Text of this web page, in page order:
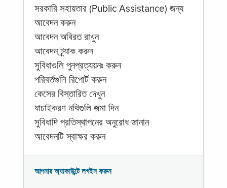
সরকারি সহায়তার (Public Assistance) জন্য
আবেদন করুন
আবেদন অবিরত রাখুন
আবেদন ট্র্যাক করুন
সুবিধাগুলি পুনপ্রত্যয়নঃ করুন
পরিবর্তগুলি রিপোর্ট করুন
কেসের বিস্তারিত দেখুন
যাচাইকরণ নথিগুলি জমা দিন
সুবিধাদি প্রতিস্থাপনের অনুরোধ জানান
আবেদনটি স্বাক্ষর করুন
আপনার অ্যাকাউন্টে লগইন করুন